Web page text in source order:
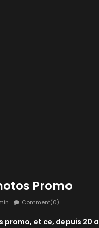
Promo
Comment(0)
promo, et ce, depuis 20